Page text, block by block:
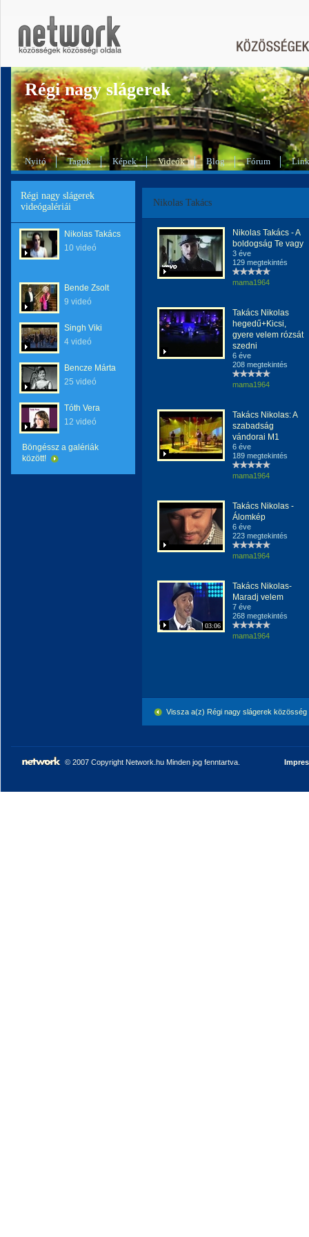
Régi nagy slágerek
Nyitó Tagok Képek Videók Blog Fórum
Régi nagy slágerek
videógalériái
Nikolas Takács
10 videó
Bende Zsolt
9 videó
Singh Viki
4 videó
Bencze Márta
25 videó
Tóth Vera
12 videó
Böngéssz a galériák
között!
Nikolas Takács
Nikolas Takács - A
boldogság Te vagy
3 éve
129 megtekintés
mama1964
Takács Nikolas
hegedű+Kicsi,
gyere velem rózsát
szedni
6 éve
208 megtekintés
mama1964
Takács Nikolas: A
szabadság
vándorai M1
6 éve
189 megtekintés
mama1964
Takács Nikolas -
Álomkép
6 éve
223 megtekintés
mama1964
03:06
Takács Nikolas-
Maradj velem
7 éve
268 megtekintés
mama1964
Vissza a(z) Régi nagy slágerek
© 2007 Copyright Network.hu Minden jog fenntartva.